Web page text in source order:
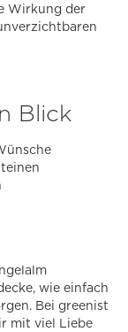
Wirkung der
Blick
wie einfach
Bei greenist
mit viel Liebe